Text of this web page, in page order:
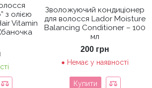
з олією
Vitamin
Зволожуючий кондиціонер
для волосся Lador Moisture
Balancing Conditioner – 100
мл
200 грн
Немає у наявності
Купити